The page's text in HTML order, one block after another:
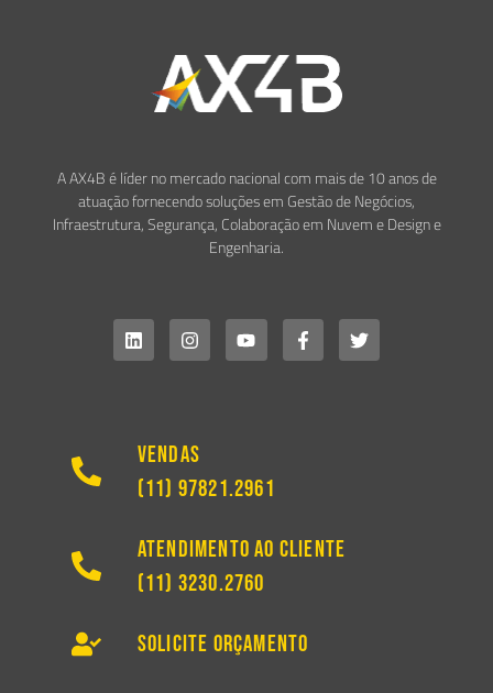
A AX4B é líder no mercado nacional com mais de 10 anos de
atuação fornecendo soluções em Gestão de Negócios,
Infraestrutura, Segurança, Colaboração em Nuvem e Design e
Engenharia.
Vendas
(11) 97821.2961
Atendimento ao Cliente
(11) 3230.2760
Solicite Orçamento